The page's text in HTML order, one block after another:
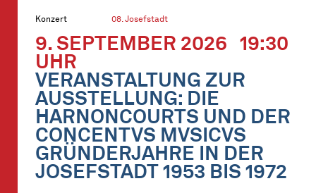
Konzert 08. Josefstadt
9. SEPTEMBER 2026 19:30
UHR
VERANSTALTUNG ZUR
AUSSTELLUNG: DIE
HARNONCOURTS UND DER
CONCENTVS MVSICVS
GRÜNDERJAHRE IN DER
JOSEFSTADT 1953 BIS 1972